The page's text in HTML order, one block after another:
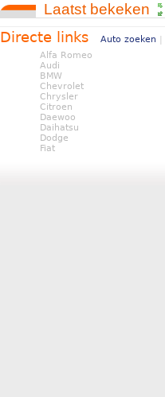
Laatst bekeken
Directe links
Auto zoeken |
Alfa Romeo
Audi
BMW
Chevrolet
Chrysler
Citroen
Daewoo
Daihatsu
Dodge
Fiat